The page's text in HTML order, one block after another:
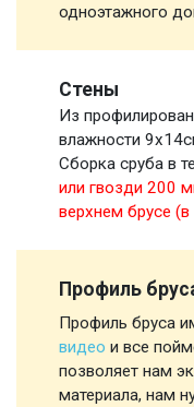
одноэтажного
Стены
Из
влажности
Сборка сруба в
или гвозди 200
верхнем брусе
Профиль
Профиль бруса
видео и все
позволяет нам
материала, нам